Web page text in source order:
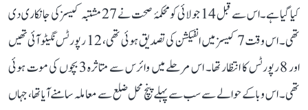
کیا گیا ہے۔ اس سے قبل 14 جولائی کو محکمۂ صحت نے 27 مشتبہ کیسز کی جانکاری دی
تھی۔ اس وقت 7 کیسز میں انفیکشن کی تصدیق ہوئی تھی، 12 رپورٹس نگیٹو آئی تھیں
اور 8 رپورٹس کا انتظار تھا۔ اس مرحلے میں وائرس سے متاثرہ 3 بچوں کی موت ہوئی
تھی۔ اس وبا کے حوالے سے سب سے پہلے پنچ محل ضلع سے معاملہ سامنے آیا تھا، جہاں